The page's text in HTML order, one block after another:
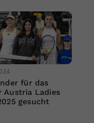
für das
Austria Ladies
gesucht